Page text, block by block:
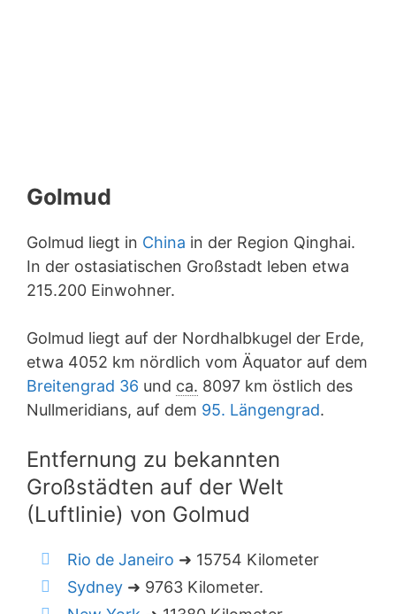
Golmud
Golmud liegt in China in der Region Qinghai.
In der ostasiatischen Großstadt leben etwa
215.200 Einwohner.
Golmud liegt auf der Nordhalbkugel der Erde,
etwa 4052 km nördlich vom Äquator auf dem
Breitengrad 36 und ca. 8097 km östlich des
Nullmeridians, auf dem 95. Längengrad.
Entfernung zu bekannten
Großstädten auf der Welt
(Luftlinie) von Golmud
Rio de Janeiro ➜ 15754 Kilometer
Sydney ➜ 9763 Kilometer.